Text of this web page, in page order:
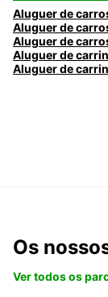
Os
Ver todos os